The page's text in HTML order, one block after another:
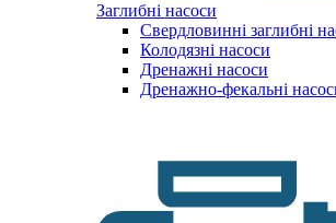
Заглибні насоси
Свердловинні заглибні
Колодязні насоси
Дренажні насоси
Дренажно-фекальні